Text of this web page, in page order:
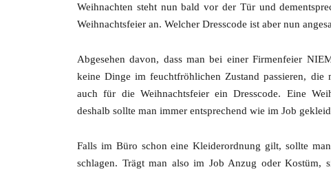
Weihnachten steht nun bald vor der Tür und
Weihnachtsfeier an. Welcher Dresscode ist aber nun
Abgesehen davon, dass man bei einer Firmenfeier
keine Dinge im feuchtfröhlichen Zustand passieren,
auch für die Weihnachtsfeier ein Dresscode. Eine
deshalb sollte man immer entsprechend wie im Job
Falls im Büro schon eine Kleiderordnung gilt, sollte
schlagen. Trägt man also im Job Anzug oder Kostüm,